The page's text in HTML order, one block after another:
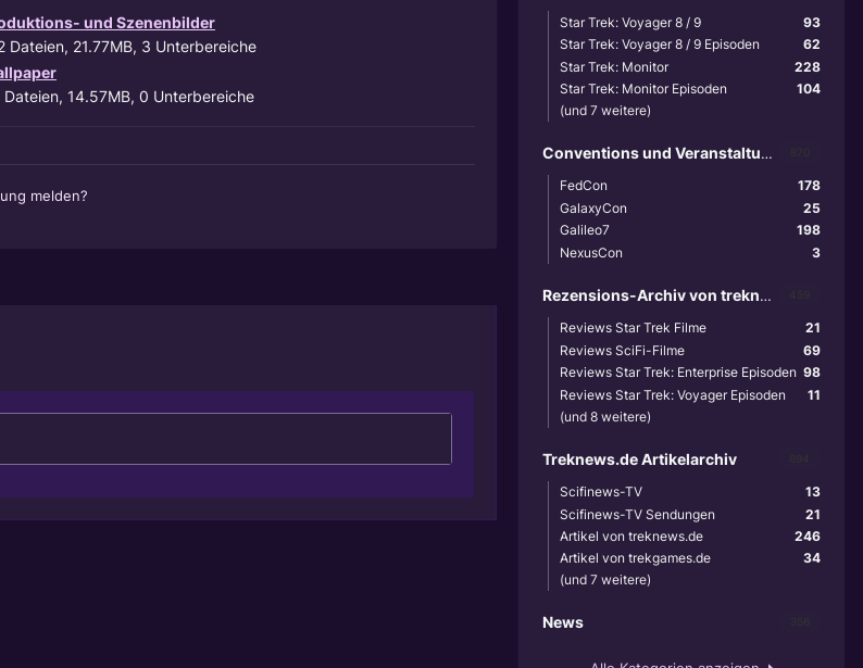
und Szenenbilder
Dateien, 21.77MB, 3 Unterbereiche
Dateien, 14.57MB, 0 Unterbereiche
melden?
93
Star Trek: Voyager 8 / 9
62
Star Trek: Voyager 8 / 9 Episoden
228
Star Trek: Monitor
104
Star Trek: Monitor Episoden
(und 7 weitere)
Conventions und Veranstaltungen
178
FedCon
25
GalaxyCon
198
Galileo7
3
NexusCon
Rezensions-Archiv von treknews.de
21
Reviews Star Trek Filme
69
Reviews SciFi-Filme
98
Reviews Star Trek: Enterprise Episoden
11
Reviews Star Trek: Voyager Episoden
(und 8 weitere)
Treknews.de Artikelarchiv
13
Scifinews-TV
21
Scifinews-TV Sendungen
246
Artikel von treknews.de
34
Artikel von trekgames.de
(und 7 weitere)
News